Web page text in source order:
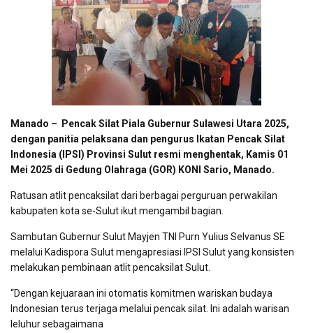
Manado – Pencak Silat Piala Gubernur Sulawesi Utara 2025,
dengan panitia pelaksana dan pengurus Ikatan Pencak Silat
Indonesia (IPSI) Provinsi Sulut resmi menghentak, Kamis 01
Mei 2025 di Gedung Olahraga (GOR) KONI Sario, Manado.
Ratusan atlit pencaksilat dari berbagai perguruan perwakilan
kabupaten kota se-Sulut ikut mengambil bagian.
Sambutan Gubernur Sulut Mayjen TNI Purn Yulius Selvanus SE
melalui Kadispora Sulut mengapresiasi IPSI Sulut yang konsisten
melakukan pembinaan atlit pencaksilat Sulut.
“Dengan kejuaraan ini otomatis komitmen wariskan budaya
Indonesian terus terjaga melalui pencak silat. Ini adalah warisan
leluhur sebagaimana